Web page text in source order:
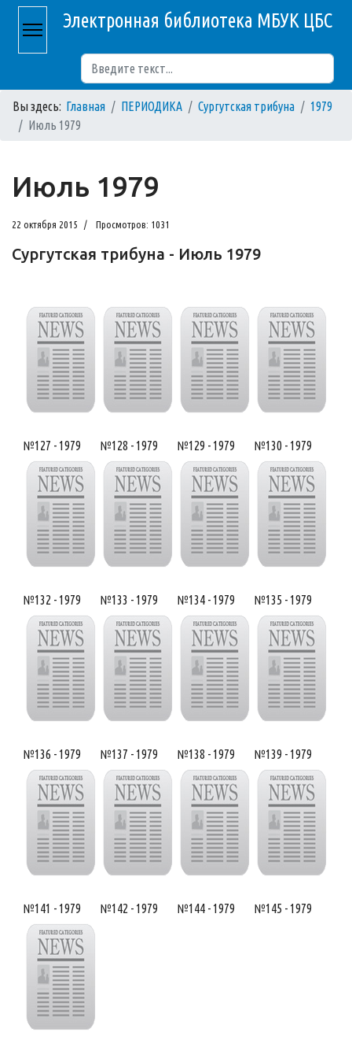
Электронная библиотека МБУК ЦБС
Вы здесь: Главная ПЕРИОДИКА Сургутская трибуна
1979
Июль 1979
Июль 1979
22 октября 2015 Просмотров: 1031
Сургутская трибуна - Июль 1979
№127 - 1979 №128 - 1979 №129 - 1979 №130 - 1979
№132 - 1979 №133 - 1979 №134 - 1979 №135 - 1979
№136 - 1979 №137 - 1979 №138 - 1979 №139 - 1979
№141 - 1979 №142 - 1979 №144 - 1979 №145 - 1979